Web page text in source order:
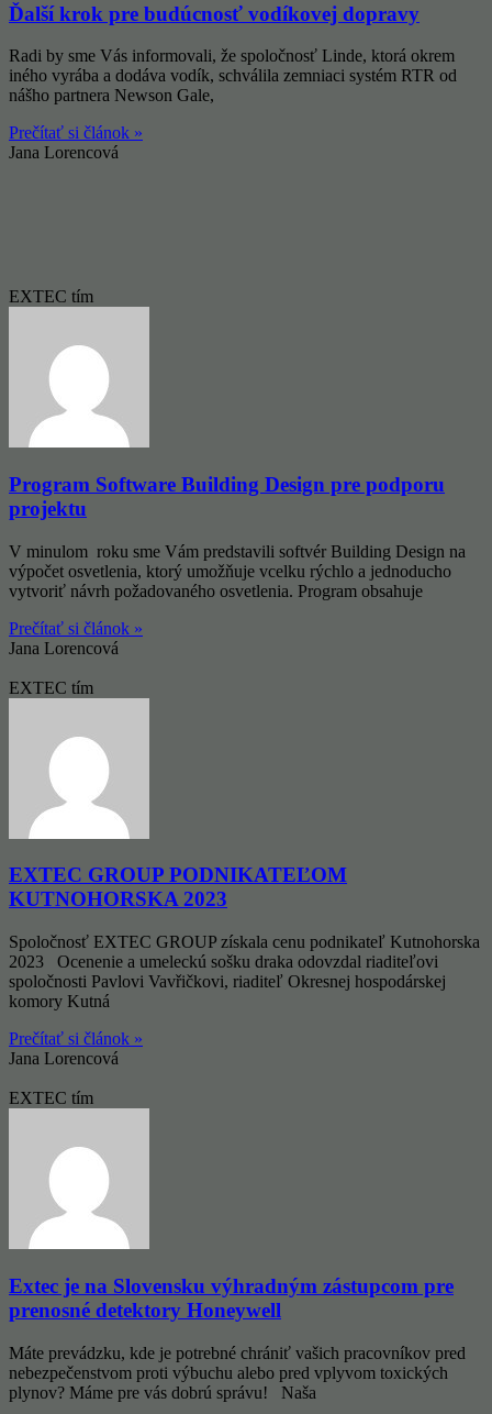
Ďalší krok pre budúcnosť vodíkovej dopravy
Radi by sme Vás informovali, že spoločnosť Linde, ktorá okrem
iného vyrába a dodáva vodík, schválila zemniaci systém RTR od
nášho partnera Newson Gale,
Prečítať si článok »
Jana Lorencová
EXTEC tím
Program Software Building Design pre podporu
projektu
V minulom roku sme Vám predstavili softvér Building Design na
výpočet osvetlenia, ktorý umožňuje vcelku rýchlo a jednoducho
vytvoriť návrh požadovaného osvetlenia. Program obsahuje
Prečítať si článok »
Jana Lorencová
EXTEC tím
EXTEC GROUP PODNIKATEĽOM
KUTNOHORSKA 2023
Spoločnosť EXTEC GROUP získala cenu podnikateľ Kutnohorska
2023 Ocenenie a umeleckú sošku draka odovzdal riaditeľovi
spoločnosti Pavlovi Vavřičkovi, riaditeľ Okresnej hospodárskej
komory Kutná
Prečítať si článok »
Jana Lorencová
EXTEC tím
Extec je na Slovensku výhradným zástupcom pre
prenosné detektory Honeywell
Máte prevádzku, kde je potrebné chrániť vašich pracovníkov pred
nebezpečenstvom proti výbuchu alebo pred vplyvom toxických
plynov? Máme pre vás dobrú správu! Naša